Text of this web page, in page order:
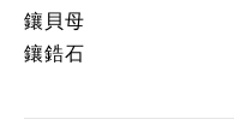
鑲貝母
鑲鋯石